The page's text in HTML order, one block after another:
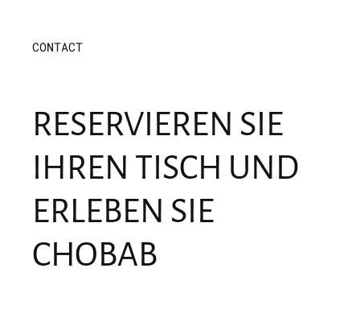
CONTACT
RESERVIEREN SIE
IHREN TISCH UND
ERLEBEN SIE
CHOBAB